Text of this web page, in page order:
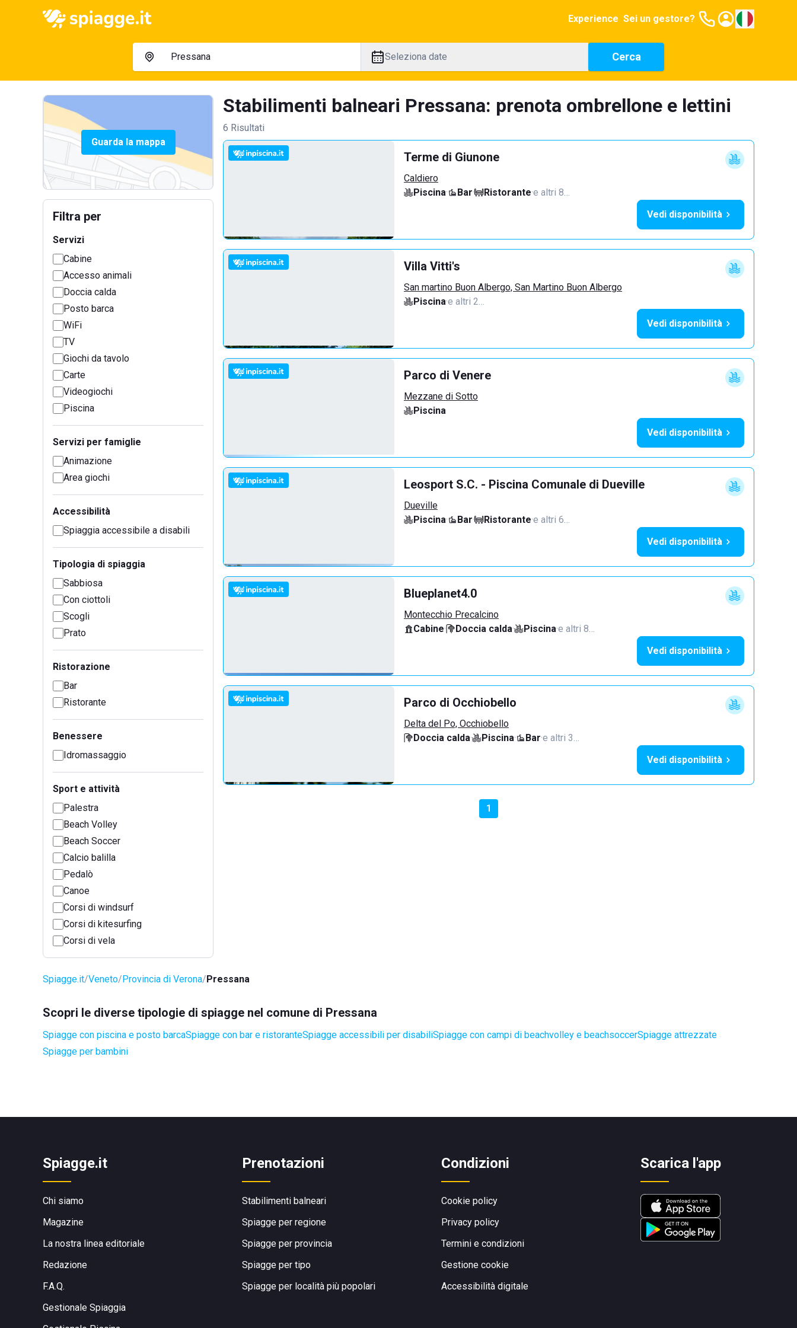
Experience Sei un gestore?
Seleziona date Cerca
Guarda la mappa
Filtra per
Servizi
Cabine
Accesso animali
Doccia calda
Posto barca
WiFi
TV
Giochi da tavolo
Carte
Videogiochi
Piscina
Servizi per famiglie
Animazione
Area giochi
Accessibilità
Spiaggia accessibile a disabili
Tipologia di spiaggia
Sabbiosa
Con ciottoli
Scogli
Prato
Ristorazione
Bar
Ristorante
Benessere
Idromassaggio
Sport e attività
Palestra
Beach Volley
Beach Soccer
Calcio balilla
Pedalò
Canoe
Corsi di windsurf
Corsi di kitesurfing
Corsi di vela
Stabilimenti balneari Pressana: prenota ombrellone e lettini
6 Risultati
Terme di Giunone
Caldiero
Piscina· Bar· Ristorante·e altri 8…
Vedi disponibilità
Villa Vitti's
San martino Buon Albergo, San Martino Buon Albergo
Piscina·e altri 2…
Vedi disponibilità
Parco di Venere
Mezzane di Sotto
Piscina
Vedi disponibilità
Leosport S.C. - Piscina Comunale di Dueville
Dueville
Piscina· Bar· Ristorante·e altri 6…
Vedi disponibilità
Blueplanet4.0
Montecchio Precalcino
Cabine· Doccia calda· Piscina·e altri 8…
Vedi disponibilità
Parco di Occhiobello
Delta del Po, Occhiobello
Doccia calda· Piscina· Bar·e altri 3…
Vedi disponibilità
1
Spiagge.it Veneto Provincia di Verona Pressana
Scopri le diverse tipologie di spiagge nel comune di Pressana
Spiagge con piscina e posto barcaSpiagge con bar e ristoranteSpiagge accessibili per disabiliSpiagge con campi di beachvolley e beachsoccerSpiagge attrezzate
Spiagge per bambini
Spiagge.it
Chi siamo
Magazine
La nostra linea editoriale
Redazione
F.A.Q.
Gestionale Spiaggia
Prenotazioni
Stabilimenti balneari
Spiagge per regione
Spiagge per provincia
Spiagge per tipo
Spiagge per località più popolari
Condizioni
Cookie policy
Privacy policy
Termini e condizioni
Gestione cookie
Accessibilità digitale
Scarica l'app